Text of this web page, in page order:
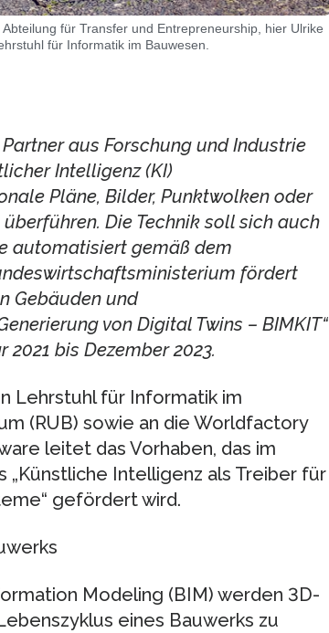
für Transfer und Entrepreneurship, hier Ulrike
für Informatik im Bauwesen.
aus Forschung und Industrie
Intelligenz (KI)
Pläne, Bilder, Punktwolken oder
Die Technik soll sich auch
automatisiert gemäß dem
fördert
Gebäuden und
von Digital Twins – BIMKIT“
bis Dezember 2023.
Lehrstuhl für Informatik im
(RUB) sowie an die Worldfactory
leitet das Vorhaben, das im
Intelligenz als Treiber für
gefördert wird.
Modeling (BIM) werden 3D-
eines Bauwerks zu